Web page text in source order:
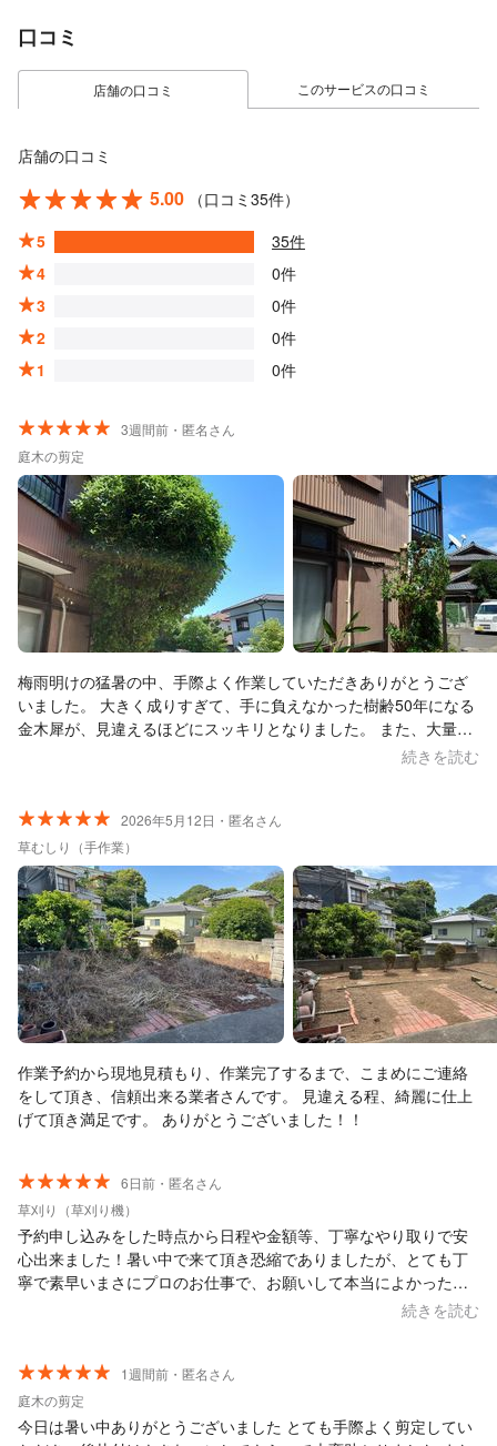
口コミ
店舗の口コミ このサービスの口コミ
店舗の口コミ
5.00
（口コミ35件）
5
35件
4
0件
3
0件
2
0件
1
0件
3週間前・匿名さん
庭木の剪定
梅雨明けの猛暑の中、手際よく作業していただきありがとうござ
いました。 大きく成りすぎて、手に負えなかった樹齢50年になる
金木犀が、見違えるほどにスッキリとなりました。 また、大量に
でた枝葉も綺麗に片付けていただきました。 初めての依頼でした
続きを読む
2026年5月12日・匿名さん
草むしり（手作業）
作業予約から現地見積もり、作業完了するまで、こまめにご連絡
をして頂き、信頼出来る業者さんです。 見違える程、綺麗に仕上
げて頂き満足です。 ありがとうございました！！
6日前・匿名さん
草刈り（草刈り機）
予約申し込みをした時点から日程や金額等、丁寧なやり取りで安
心出来ました！暑い中で来て頂き恐縮でありましたが、とても丁
寧で素早いまさにプロのお仕事で、お願いして本当によかったと
思いました。 また今後も庭のメンテナンスについてご相談させて
続きを読む
1週間前・匿名さん
庭木の剪定
今日は暑い中ありがとうございました とても手際よく剪定してい